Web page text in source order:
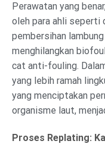
Perawatan yang
oleh para ahli seperti
pembersihan
menghilangkan
cat anti-fouling.
yang lebih ramah
yang menciptakan
organisme laut,
Proses Replating: